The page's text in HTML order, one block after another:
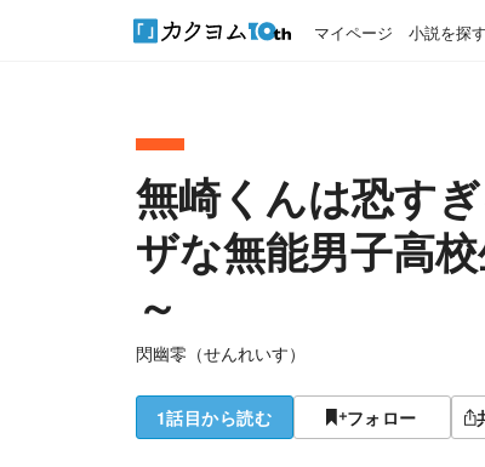
マイページ 小説を探す
無崎くんは恐す
ザな無能男子高
～
閃幽零（せんれいす）
1話目から読む フォロー